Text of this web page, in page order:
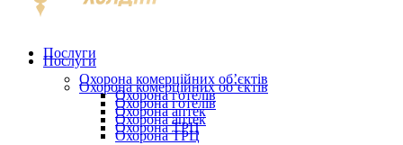
Послуги
Охорона комерційних об’єктів
Охорона готелів
Охорона аптек
Охорона ТРЦ
Послуги
Охорона комерційних об’єктів
Охорона готелів
Охорона аптек
Охорона ТРЦ